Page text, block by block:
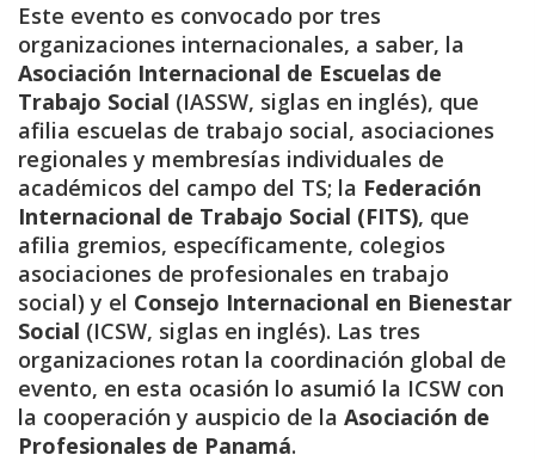
Este evento es convocado por tres
organizaciones internacionales, a saber, la
Asociación Internacional de Escuelas de
Trabajo Social (IASSW, siglas en inglés), que
afilia escuelas de trabajo social, asociaciones
regionales y membresías individuales de
académicos del campo del TS; la Federación
Internacional de Trabajo Social (FITS), que
afilia gremios, específicamente, colegios
asociaciones de profesionales en trabajo
social) y ⁠el Consejo Internacional en Bienestar
Social (ICSW, siglas en inglés). Las tres
organizaciones rotan la coordinación global de
evento, en esta ocasión lo asumió la ICSW con
la cooperación y auspicio de la Asociación de
Profesionales de Panamá.